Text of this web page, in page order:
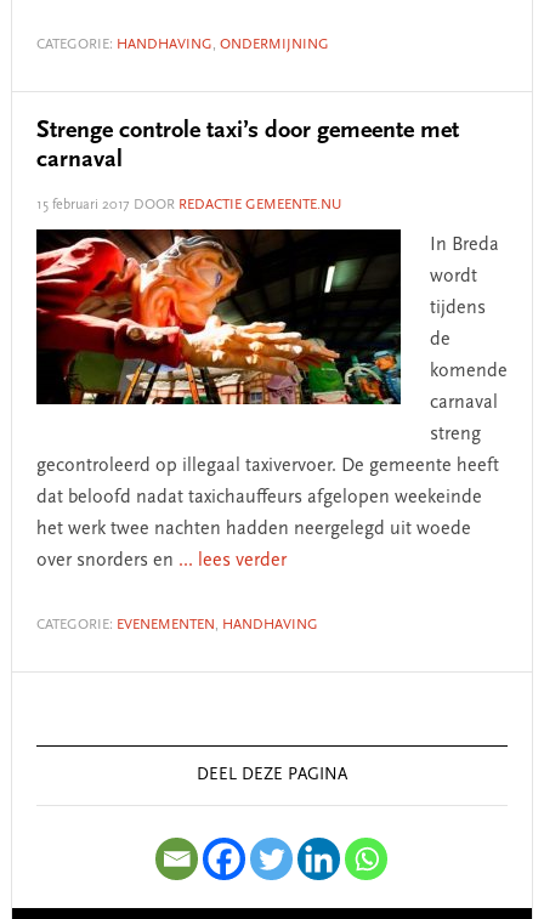
CATEGORIE: HANDHAVING, ONDERMIJNING
Strenge controle taxi’s door gemeente met
carnaval
15 februari 2017 DOOR REDACTIE GEMEENTE.NU
In Breda
wordt
tijdens
de
komende
carnaval
streng
gecontroleerd op illegaal taxivervoer. De gemeente heeft
dat beloofd nadat taxichauffeurs afgelopen weekeinde
het werk twee nachten hadden neergelegd uit woede
over snorders en ... lees verder
CATEGORIE: EVENEMENTEN , HANDHAVING
Sidebar
DEEL DEZE PAGINA